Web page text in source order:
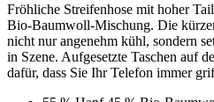
Fröhliche Streifenhose mit hoher
Bio-Baumwoll-Mischung. Die
nicht nur angenehm kühl, sondern
in Szene. Aufgesetzte Taschen auf
dafür, dass Sie Ihr Telefon immer